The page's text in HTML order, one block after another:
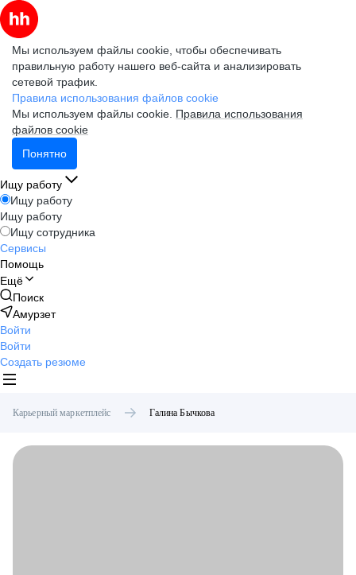
Мы используем файлы cookie, чтобы обеспечивать
правильную работу нашего веб-сайта и анализировать
сетевой трафик.
Правила использования файлов cookie
Мы используем файлы cookie. Правила использования
файлов cookie
Понятно
Ищу работу
Ищу работу
Ищу работу
Ищу сотрудника
Сервисы
Помощь
Ещё
Поиск
Амурзет
Войти
Войти
Создать резюме
Карьерный маркетплейс Галина Бычкова